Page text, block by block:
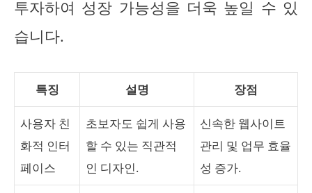
투자하여 성장 가능성을 더욱 높일 수 있
습니다.
특징 설명 장점
사용자 친
화적 인터
페이스
초보자도 쉽게 사용
할 수 있는 직관적
인 디자인.
신속한 웹사이트
관리 및 업무 효율
성 증가.